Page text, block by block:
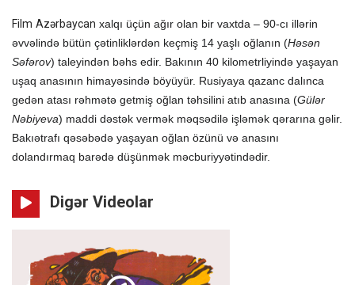
Film Azərbaycan xalqı üçün ağır olan bir vaxtda – 90-cı illərin
əvvəlində bütün çətinliklərdən keçmiş 14 yaşlı oğlanın (Həsən
Səfərov) taleyindən bəhs edir. Bakının 40 kilometrliyində yaşayan
uşaq anasının himayəsində böyüyür. Rusiyaya qazanc dalınca
gedən atası rəhmətə getmiş oğlan təhsilini atıb anasına (Gülər
Nəbiyeva) maddi dəstək vermək məqsədilə işləmək qərarına gəlir.
Bakıətrafı qəsəbədə yaşayan oğlan özünü və anasını
dolandırmaq barədə düşünmək məcburiyyətindədir.
Digər Videolar